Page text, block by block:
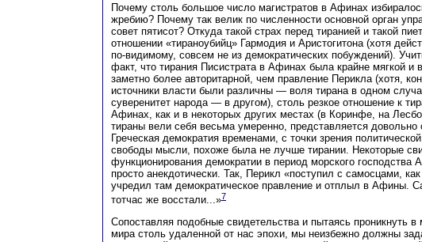
Почему столь большое число магистратов в Афинах
жребию? Почему так велик по численности основной орган
совет пятисот? Откуда такой страх перед тиранией и такой
отношении «тираноубийц» Гармодия и Аристогитона (хотя
по-видимому, совсем не из демократических побуждений).
факт, что тирания Писистрата в Афинах была крайне мягкой и
заметно более авторитарной, чем правление Перикла (хотя,
источники власти были различны — воля тирана в одном
суверенитет народа — в другом), столь резкое отношение к
Афинах, как и в некоторых других местах (в Коринфе, на
тираны вели себя весьма умеренно, представляется довольно
Греческая демократия временами, с точки зрения
свободы мысли, похоже была не лучше тирании. Некоторые
функционирования демократии в период морского господства
просто анекдотически. Так, Перикл «поступил с самосцами,
учредил там демократическое правление и отплыл в Афины.
тотчас же восстали...»7
Сопоставляя подобные свидетельства и пытаясь проникнуть в
мира столь удаленной от нас эпохи, мы неизбежно должны